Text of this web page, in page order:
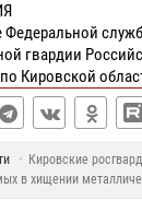
Федеральной
гвардии
Кировской
Кировские
в хищении